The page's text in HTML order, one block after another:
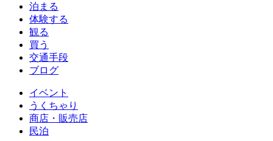
泊まる
体験する
観る
買う
交通手段
ブログ
イベント
うくちゃり
商店・販売店
民泊